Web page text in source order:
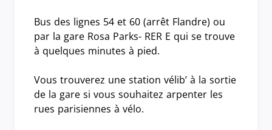
Bus des lignes 54 et 60 (arrêt Flandre) ou
par la gare Rosa Parks- RER E qui se trouve
à quelques minutes à pied.
Vous trouverez une station vélib’ à la sortie
de la gare si vous souhaitez arpenter les
rues parisiennes à vélo.